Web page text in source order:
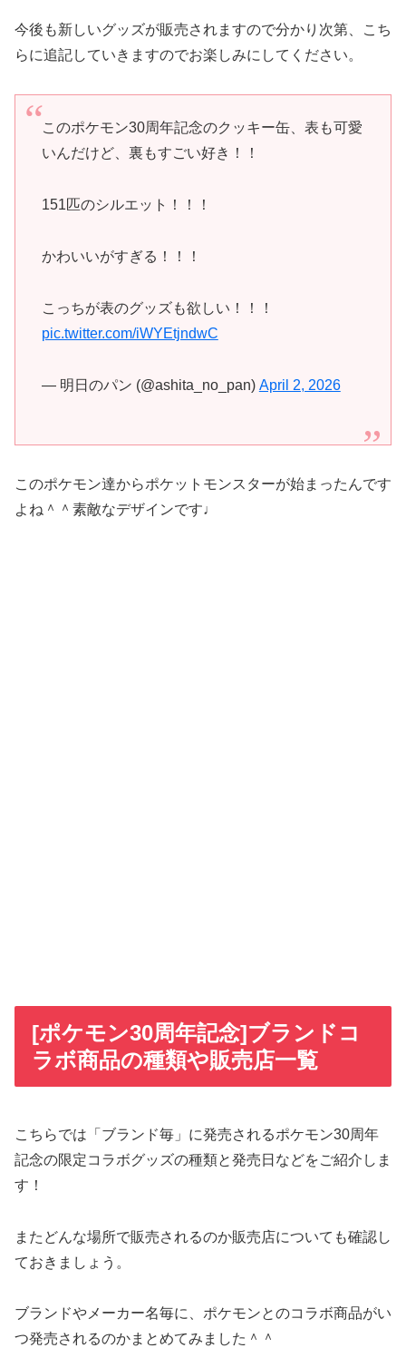
今後も新しいグッズが販売されますので分かり次第、こち
らに追記していきますのでお楽しみにしてください。
このポケモン30周年記念のクッキー缶、表も可愛
いんだけど、裏もすごい好き！！
151匹のシルエット！！！
かわいいがすぎる！！！
こっちが表のグッズも欲しい！！！
pic.twitter.com/iWYEtjndwC
— 明日のパン (@ashita_no_pan) April 2, 2026
このポケモン達からポケットモンスターが始まったんです
よね＾＾素敵なデザインです♩
[ポケモン30周年記念]ブランドコ
ラボ商品の種類や販売店一覧
こちらでは「ブランド毎」に発売されるポケモン30周年
記念の限定コラボグッズの種類と発売日などをご紹介しま
す！
またどんな場所で販売されるのか販売店についても確認し
ておきましょう。
ブランドやメーカー名毎に、ポケモンとのコラボ商品がい
つ発売されるのかまとめてみました＾＾